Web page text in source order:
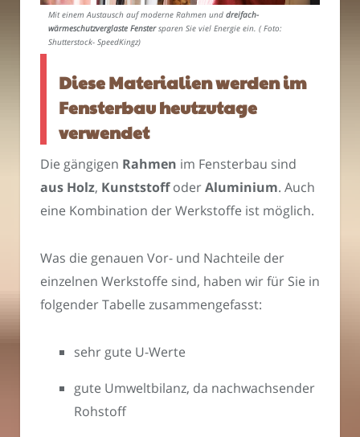
Mit einem Austausch auf moderne Rahmen und dreifach-
wärmeschutzverglaste Fenstersparen Sie viel Energie ein. ( Foto:
Shutterstock- SpeedKingz)
Diese Materialien werden im
Fensterbau heutzutage
verwendet
Die gängigen Rahmen im Fensterbau sind
aus Holz, KunststoffoderAluminium. Auch
eine Kombination der Werkstoffe ist möglich.
Was die genauen Vor- und Nachteile der
einzelnen Werkstoffe sind, haben wir für Sie in
folgender Tabelle zusammengefasst:
sehr gute U-Werte
gute Umweltbilanz, da nachwachsender
Rohstoff